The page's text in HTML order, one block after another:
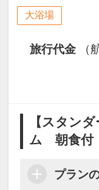
大浴場
旅行代金
【スタン
ム 朝食付
プラン